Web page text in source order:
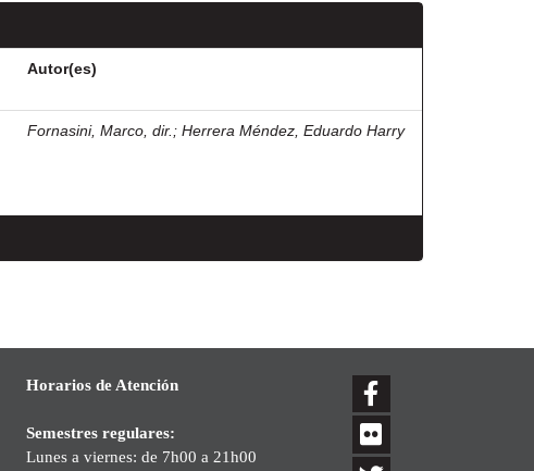
Autor(es)
Fornasini, Marco, dir. ; Herrera Méndez, Eduardo Harry
Horarios de Atención
Semestres regulares:
Lunes a viernes: de 7h00 a 21h00